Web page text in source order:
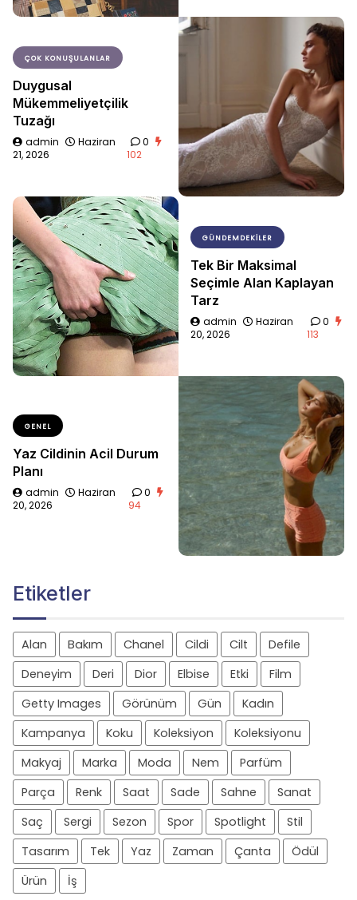
ÇOK KONUŞULANLAR
Duygusal
Mükemmeliyetçilik
Tuzağı
admin
Haziran
21, 2026
0
102
GÜNDEMDEKILER
Tek Bir Maksimal
Seçimle Alan Kaplayan
Tarz
admin
Haziran
20, 2026
0
113
GENEL
Yaz Cildinin Acil Durum
Planı
admin
Haziran
20, 2026
0
94
Etiketler
Alan Bakım Chanel Cildi Cilt
Defile
Deneyim
Deri Dior Elbise Etki
Film
Getty Images
Görünüm Gün
Kadın
Kampanya
Koku Koleksiyon
Koleksiyonu
Makyaj
Marka Moda Nem
Parfüm
Parça
Renk Saat Sade Sahne
Sanat
Saç
Sergi Sezon Spor Spotlight
Stil
Tasarım
Tek Yaz Zaman Çanta
Ödül
Ürün
İş